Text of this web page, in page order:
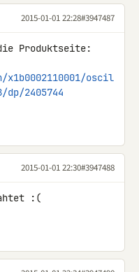
2015-01-01 22:28#3947487
Produktseite:
oscil
2405744
2015-01-01 22:30#3947488
:(